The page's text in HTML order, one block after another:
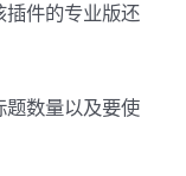
插件的专业版还
题数量以及要使